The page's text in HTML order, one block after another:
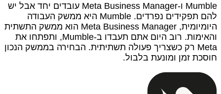
Mumble ו‑Meta Business Manager עובדים יחד אבל יש
להם תפקידים נפרדים. Mumble היא ממשק העבודה
היומיומית, Meta Business Manager הוא ממשק התשתית
והאימות. רוב היום אתם תעבדו ב‑Mumble, ותפתחו את
Meta רק כשצריך פעולה תשתיתית. הבחירה בממשק הנכון
חוסכת זמן ומונעת בלבול.